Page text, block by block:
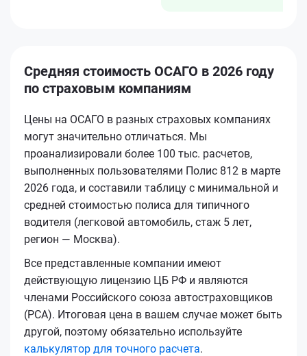
Средняя стоимость ОСАГО в 2026 году
по страховым компаниям
Цены на ОСАГО в разных страховых компаниях
могут значительно отличаться. Мы
проанализировали более 100 тыс. расчетов,
выполненных пользователями Полис 812 в марте
2026 года, и составили таблицу с минимальной и
средней стоимостью полиса для типичного
водителя (легковой автомобиль, стаж 5 лет,
регион — Москва).
Все представленные компании имеют
действующую лицензию ЦБ РФ и являются
членами Российского союза автостраховщиков
(РСА). Итоговая цена в вашем случае может быть
другой, поэтому обязательно используйте
калькулятор для точного расчета.